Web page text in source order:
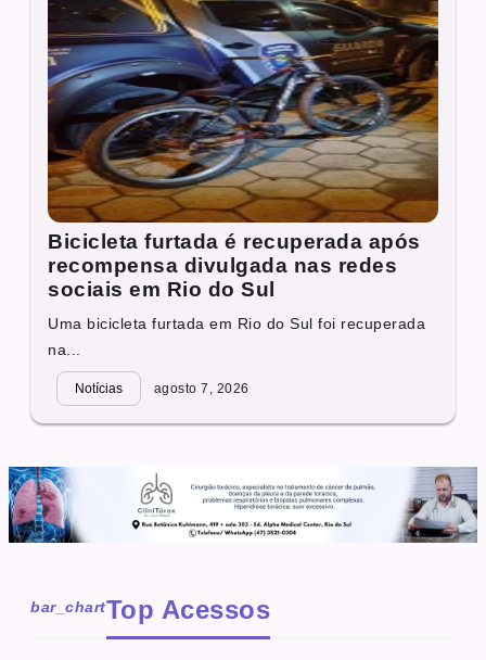
Bicicleta furtada é recuperada após
recompensa divulgada nas redes
sociais em Rio do Sul
Uma bicicleta furtada em Rio do Sul foi recuperada
na...
Notícias agosto 7, 2026
bar_chartTop Acessos